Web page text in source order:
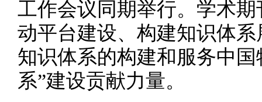
工作会议同期举行。学术
动平台建设、构建知识体
知识体系的构建和服务中
系”建设贡献力量。